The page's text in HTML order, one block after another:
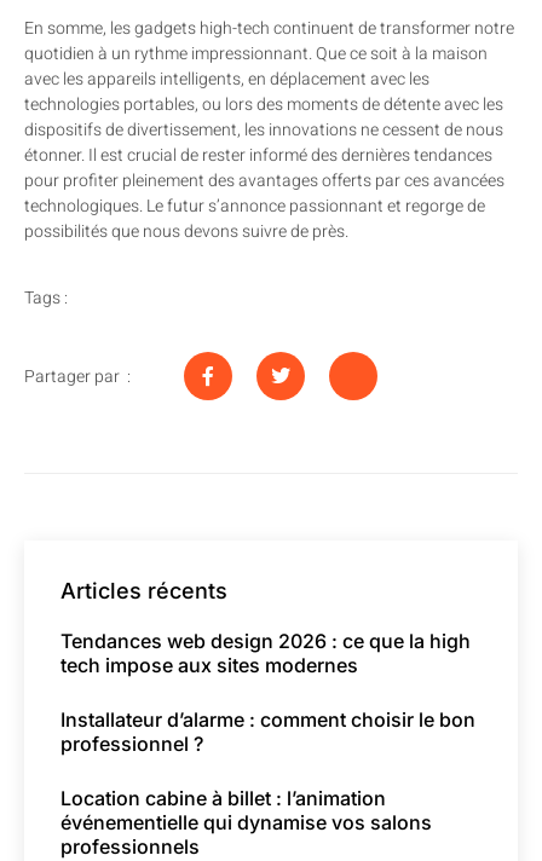
En somme, les gadgets high-tech continuent de transformer notre
quotidien à un rythme impressionnant. Que ce soit à la maison
avec les appareils intelligents, en déplacement avec les
technologies portables, ou lors des moments de détente avec les
dispositifs de divertissement, les innovations ne cessent de nous
étonner. Il est crucial de rester informé des dernières tendances
pour profiter pleinement des avantages offerts par ces avancées
technologiques. Le futur s’annonce passionnant et regorge de
possibilités que nous devons suivre de près.
Tags :
Partager par :
Articles récents
Tendances web design 2026 : ce que la high
tech impose aux sites modernes
Installateur d’alarme : comment choisir le bon
professionnel ?
Location cabine à billet : l’animation
événementielle qui dynamise vos salons
professionnels